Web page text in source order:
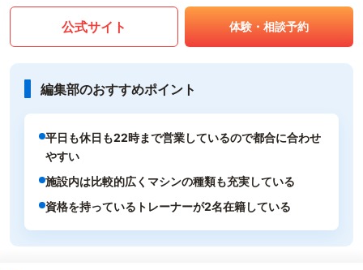
公式サイト 体験・相談予約
編集部のおすすめポイント
平日も休日も22時まで営業しているので都合に合わせ
やすい
施設内は比較的広くマシンの種類も充実している
資格を持っているトレーナーが2名在籍している